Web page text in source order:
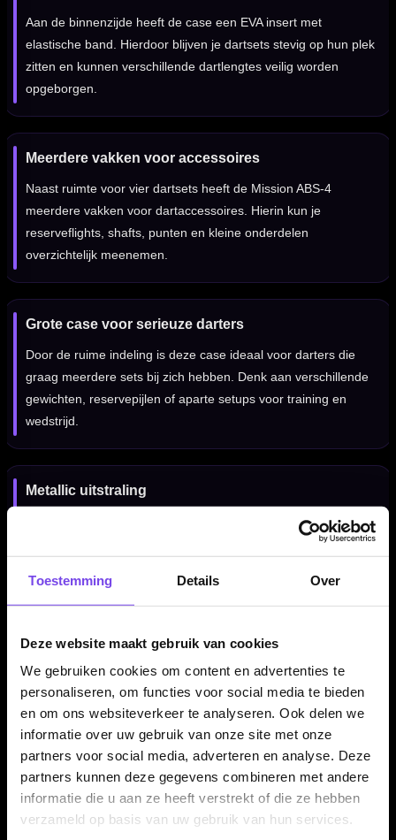
Toestemming Details Over
Deze website maakt gebruik van cookies
We gebruiken cookies om content en advertenties te
personaliseren, om functies voor social media te bieden
en om ons websiteverkeer te analyseren. Ook delen we
informatie over uw gebruik van onze site met onze
partners voor social media, adverteren en analyse. Deze
partners kunnen deze gegevens combineren met andere
informatie die u aan ze heeft verstrekt of die ze hebben
verzameld op basis van uw gebruik van hun services.
Aan de binnenzijde heeft de case een EVA insert met
elastische band. Hierdoor blijven je dartsets stevig op hun plek
zitten en kunnen verschillende dartlengtes veilig worden
opgeborgen.
Meerdere vakken voor accessoires
Naast ruimte voor vier dartsets heeft de Mission ABS-4
meerdere vakken voor dartaccessoires. Hierin kun je
reserveflights, shafts, punten en kleine onderdelen
overzichtelijk meenemen.
Grote case voor serieuze darters
Door de ruime indeling is deze case ideaal voor darters die
graag meerdere sets bij zich hebben. Denk aan verschillende
gewichten, reservepijlen of aparte setups voor training en
wedstrijd.
Metallic uitstraling
De metallic afwerking geeft de Mission ABS-4 een moderne en
robuuste uitstraling. De case is verkrijgbaar in meerdere
dartsetup.
De combinatie van ruimte, bescherming en accessoirevakken
maakt deze case geschikt voor trainingen, competitieavonden
en toernooien. Je neemt meerdere sets en je belangrijkste
onderdelen overzichtelijk mee.
Darts en accessoires niet inbegrepen